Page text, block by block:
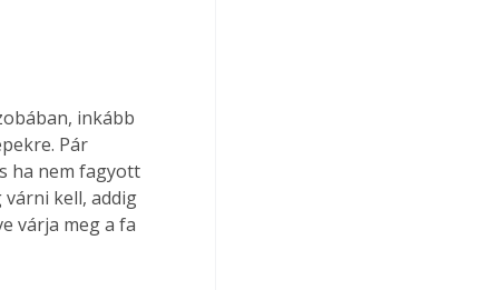
inkább
Pár
ha nem fagyott
kell, addig
várja meg a fa